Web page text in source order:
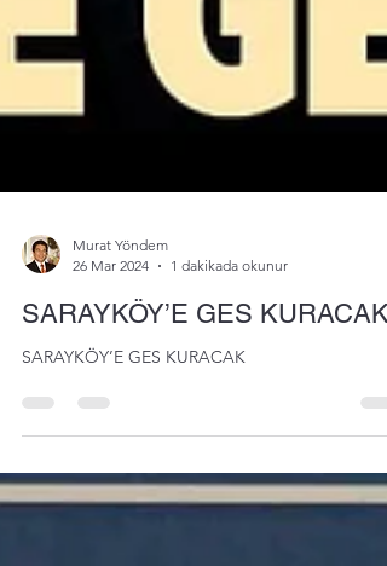
26 Mar 2024
1 dakikada okunur
SARAYKÖY’E GES KURACAK